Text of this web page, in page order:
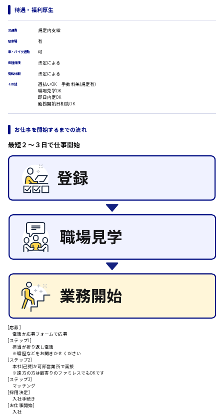
DTPオペレーター
CADオペレーター
WEBデザイナー
校正・編集
システムエンジニア
販売・サービス・フード系
経営企画
レジ
接客
調理
ラウンダー営業
ルート営業
清掃
施工管理
自動車整備士
配送・ドライバー
広島市安芸区
東広島市
安芸高田市
山県郡
安芸太田町
安芸郡
時給1500円以上
時給制すべて
日給8000円～
日給10000円以上
待遇・福利厚生
交通費 規定内支給
駐車場 有
車・バイク通勤 可
各種保険 法定による
有給休暇 法定による
その他
週払いOK 手数料無(規定有)
職場見学OK
即日内定OK
勤務開始日相談OK
お仕事を開始するまでの流れ
最短２〜３日で仕事開始
[応募]
電話か応募フォームで応募
[ステップ1]
担当が折り返し電話
※職歴などをお聞きかせください
[ステップ2]
本社(己斐)か可部営業所で面接
※遠方の方は最寄りのファミレスでもOKです
[ステップ3]
マッチング
[採用決定]
入社手続き
[お仕事開始]
入社